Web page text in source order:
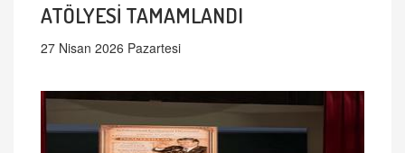
ATÖLYESİ TAMAMLANDI
27 Nisan 2026 Pazartesi